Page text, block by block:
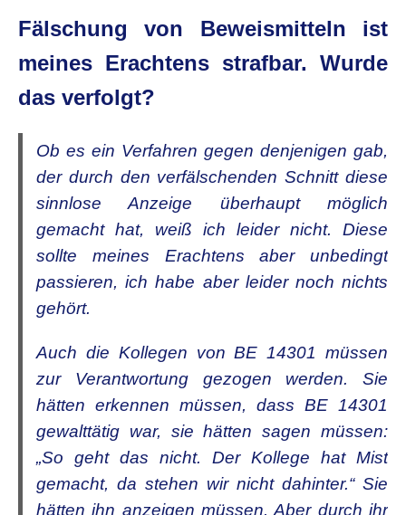
Fälschung von Beweismitteln ist
meines Erachtens strafbar. Wurde
das verfolgt?
Ob es ein Verfahren gegen denjenigen gab,
der durch den verfälschenden Schnitt diese
sinnlose Anzeige überhaupt möglich
gemacht hat, weiß ich leider nicht. Diese
sollte meines Erachtens aber unbedingt
passieren, ich habe aber leider noch nichts
gehört.
Auch die Kollegen von BE 14301 müssen
zur Verantwortung gezogen werden. Sie
hätten erkennen müssen, dass BE 14301
gewalttätig war, sie hätten sagen müssen:
„So geht das nicht. Der Kollege hat Mist
gemacht, da stehen wir nicht dahinter.“ Sie
hätten ihn anzeigen müssen. Aber durch ihr